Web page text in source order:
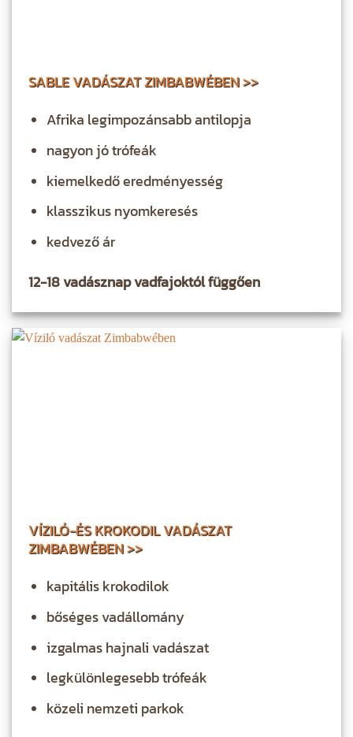
SABLE VADÁSZAT ZIMBABWÉBEN >>
Afrika legimpozánsabb antilopja
nagyon jó trófeák
kiemelkedő eredményesség
klasszikus nyomkeresés
kedvező ár
12-18 vadásznap vadfajoktól függően
VÍZILÓ-ÉS KROKODIL VADÁSZAT
ZIMBABWÉBEN >>
kapitális krokodilok
bőséges vadállomány
izgalmas hajnali vadászat
legkülönlegesebb trófeák
közeli nemzeti parkok